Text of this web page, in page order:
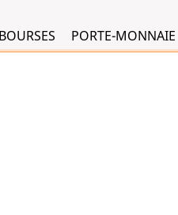
BOURSES PORTE-MONNAIE
(United States).
(United States).